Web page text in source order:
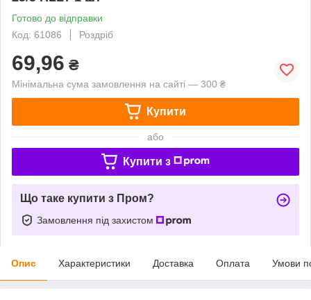
Готово до відправки
Код: 61086
Роздріб
69,96 ₴
Мінімальна сума замовлення на сайті — 300 ₴
Купити
або
Купити з
Що таке купити з Пром?
Замовлення під захистом
Опис Характеристики Доставка Оплата Умови